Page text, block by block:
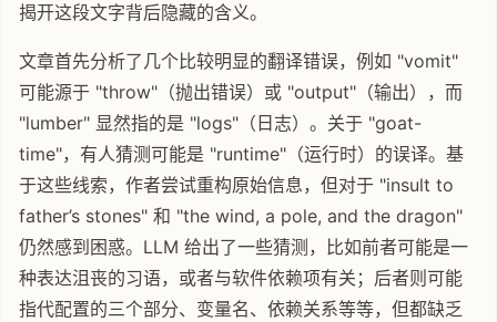
揭开这段文字背后隐藏的含义。
文章首先分析了几个比较明显的翻译错误，例如 "vomit"
可能源于 "throw"（抛出错误）或 "output"（输出），而
"lumber" 显然指的是 "logs"（日志）。关于 "goat-
time"，有人猜测可能是 "runtime"（运行时）的误译。基
于这些线索，作者尝试重构原始信息，但对于 "insult to
father’s stones" 和 "the wind, a pole, and the dragon"
仍然感到困惑。LLM 给出了一些猜测，比如前者可能是一
种表达沮丧的习语，或者与软件依赖项有关；后者则可能
指代配置的三个部分、变量名、依赖关系等等，但都缺乏